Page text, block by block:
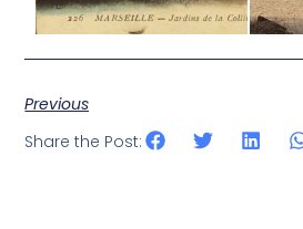
Previous
Share the Post: